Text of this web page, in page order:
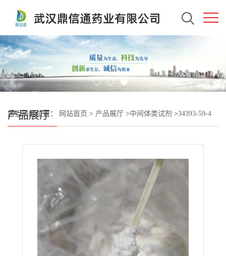
产品展厅
您当前的位置： 网站首页 > 产品展厅 >中间体类试剂 >34393-59-4